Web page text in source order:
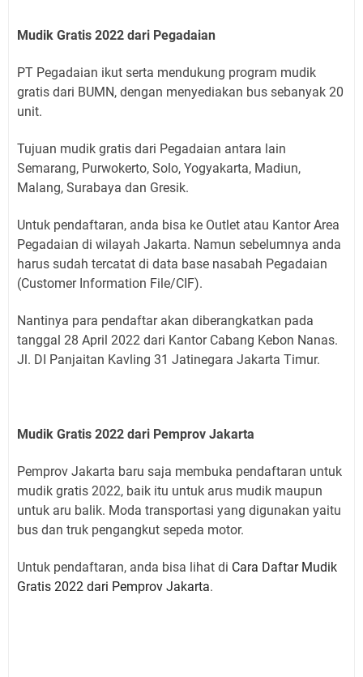
Mudik Gratis 2022 dari Pegadaian
PT Pegadaian ikut serta mendukung program mudik
gratis dari BUMN, dengan menyediakan bus sebanyak 20
unit.
Tujuan mudik gratis dari Pegadaian antara lain
Semarang, Purwokerto, Solo, Yogyakarta, Madiun,
Malang, Surabaya dan Gresik.
Untuk pendaftaran, anda bisa ke Outlet atau Kantor Area
Pegadaian di wilayah Jakarta. Namun sebelumnya anda
harus sudah tercatat di data base nasabah Pegadaian
(Customer Information File/CIF).
Nantinya para pendaftar akan diberangkatkan pada
tanggal 28 April 2022 dari Kantor Cabang Kebon Nanas.
Jl. DI Panjaitan Kavling 31 Jatinegara Jakarta Timur.
Mudik Gratis 2022 dari Pemprov Jakarta
Pemprov Jakarta baru saja membuka pendaftaran untuk
mudik gratis 2022, baik itu untuk arus mudik maupun
untuk aru balik. Moda transportasi yang digunakan yaitu
bus dan truk pengangkut sepeda motor.
Untuk pendaftaran, anda bisa lihat di Cara Daftar Mudik
Gratis 2022 dari Pemprov Jakarta.